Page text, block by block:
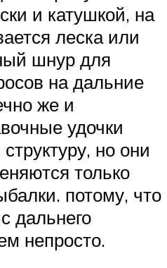
и катушкой, на
леска или
шнур для
на дальние
же и
удочки
но они
только
потому, что
дальнего
непросто.